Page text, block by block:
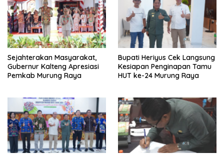
Sejahterakan Masyarakat,
Gubernur Kalteng Apresiasi
Pemkab Murung Raya
Bupati Heriyus Cek Langsung
Kesiapan Penginapan Tamu
HUT ke-24 Murung Raya